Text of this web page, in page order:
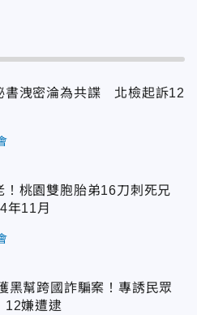
書洩密淪為共諜 北檢起訴12
！桃園雙胞胎弟16刀刺死兄
11月
黑幫跨國詐騙案！專誘民眾
嫌遭逮